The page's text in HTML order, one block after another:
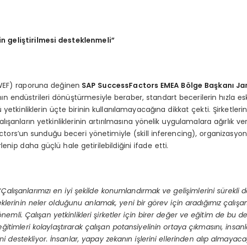
geliştirilmesi desteklenmeli”
raporuna değinen SAP SuccessFactors EMEA Bölge Başkanı
endüstrileri dönüştürmesiyle beraber, standart becerilerin hızla
yetkinliklerin üçte birinin kullanılamayacağına dikkat çekti.
yetkinliklerinin artırılmasına yönelik uygulamalara ağırlık
sunduğu beceri yönetimiyle (skill inferencing),
daha güçlü hale getirilebildiğini ifade etti.
Çalışanlarımızı en iyi şekilde konumlandırmak ve gelişimlerini sürekli
neler olduğunu anlamak, yeni bir görev için aradığımız
nemli. Çalışan yetkinlikleri şirketler için birer değer ve eğitim de bu
kolaylaştırarak çalışan potansiyelinin ortaya çıkmasını,
destekliyor. İnsanlar, yapay zekanın işlerini ellerinden alıp